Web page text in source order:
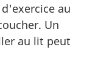
au
Un
au lit peut